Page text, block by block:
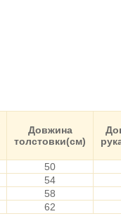
Довжина
толстовки(см)
50
54
58
62